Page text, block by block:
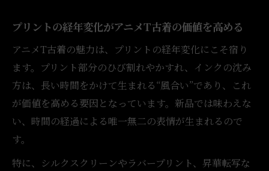
プリントの経年変化がアニメT古着の価値を高める
アニメT古着の魅力は、プリントの経年変化にこそ宿り
ます。プリント部分のひび割れやかすれ、インクの沈み
方は、長い時間をかけて生まれる“風合い”であり、これ
が価値を高める要因となっています。新品では味わえな
い、時間の経過による唯一無二の表情が生まれるので
す。
特に、シルクスクリーンやラバープリント、昇華転写な